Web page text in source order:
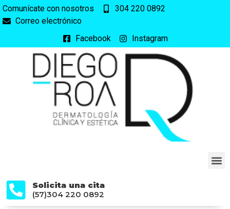
Comunícate con nosotros
304 220 0892
Correo electrónico
Facebook
Instagram
Solicita una cita
(57)304 220 0892